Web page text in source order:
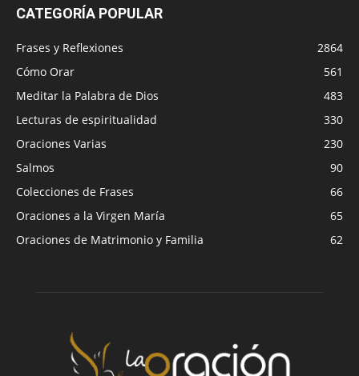
CATEGORÍA POPULAR
Frases y Reflexiones
2864
Cómo Orar
561
Meditar la Palabra de Dios
483
Lecturas de espiritualidad
330
Oraciones Varias
230
Salmos
90
Colecciones de Frases
66
Oraciones a la Virgen María
65
Oraciones de Matrimonio y Familia
62